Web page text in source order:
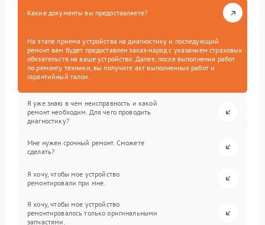
Какие документы вы предоставляете?
На этапе приема устройства на диагностику и последующий
ремонт вам будет предоставлен заказ-наряд с указанием страховых
обязательств на ваше устройство. Далее, после выполнения работ
по ремонту техники, вы получите акт выполненных работ и
гарантийный талон.
Я уже знаю в чем неисправность и какой
ремонт необходим. Для чего проводить
диагностику?
Мне нужен срочный ремонт. Сможете
сделать?
Я хочу, чтобы мое устройство
ремонтировали при мне.
Я хочу, чтобы мое устройство
ремонтировалось только оригинальными
запчастями.